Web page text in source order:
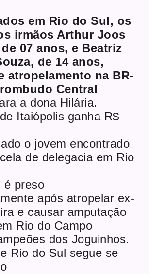
em Rio do Sul, os
irmãos Arthur Joos
07 anos, e Beatriz
de 14 anos,
atropelamento na BR-
Central
a dona Hilária.
Itaiópolis ganha R$
o jovem encontrado
de delegacia em Rio
é preso
após atropelar ex-
e causar amputação
Rio do Campo
dos Joguinhos.
Rio do Sul segue se